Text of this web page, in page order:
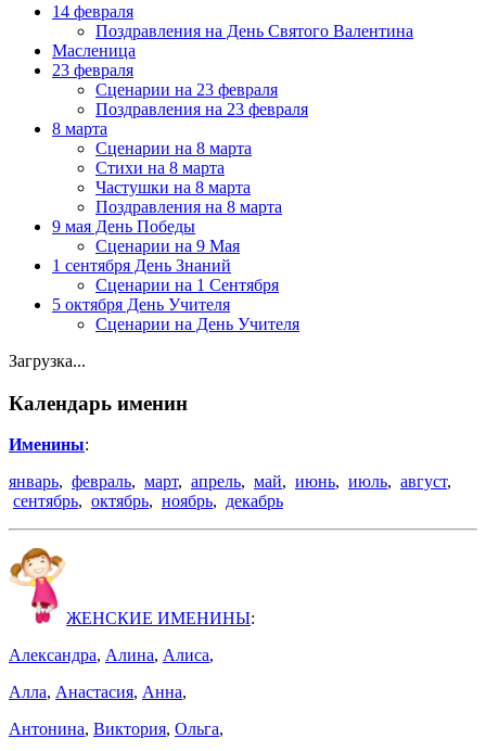
14 февраля
Поздравления на День Святого Валентина
Масленица
23 февраля
Сценарии на 23 февраля
Поздравления на 23 февраля
8 марта
Сценарии на 8 марта
Стихи на 8 марта
Частушки на 8 марта
Поздравления на 8 марта
9 мая День Победы
Сценарии на 9 Мая
1 сентября День Знаний
Сценарии на 1 Сентября
5 октября День Учителя
Сценарии на День Учителя
Загрузка...
Календарь именин
Именины:
январь, февраль, март, апрель, май, июнь, июль, август,
сентябрь, октябрь, ноябрь, декабрь
ЖЕНСКИЕ ИМЕНИНЫ:
Александра, Алина, Алиса,
Алла, Анастасия, Анна,
Антонина, Виктория, Ольга,